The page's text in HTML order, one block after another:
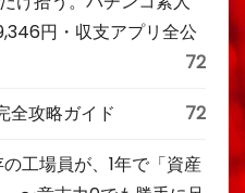
円・収支アプリ全公
72
全攻略ガイド 72
工場員が、1年で「資産